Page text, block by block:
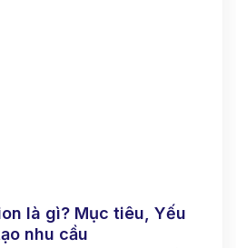
là gì? Mục tiêu, Yếu
nhu cầu